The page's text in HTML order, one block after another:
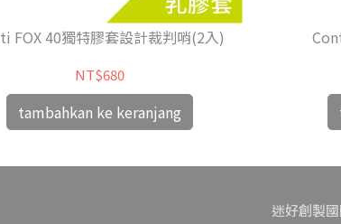
FOX 40獨特膠套設計裁判哨(2入)
NT$680
tambahkan ke keranjang
迷好創製